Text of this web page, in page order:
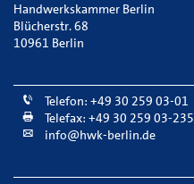
Handwerkskammer Berlin
Blücherstr. 68
10961 Berlin
Telefon: +49 30 259 03-01
Telefax: +49 30 259 03-235
info@hwk-berlin.de